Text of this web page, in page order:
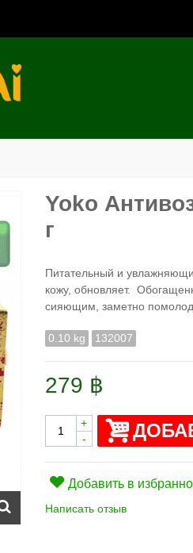
Yoko
г
Питательный и
кожу, обновляет. О
сияющим, заметно
0.10 kg 132007
279 ฿
-
+
Добавить в
Написать отзыв